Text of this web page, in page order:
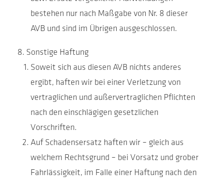
bestehen nur nach Maßgabe von Nr. 8 dieser
AVB und sind im Übrigen ausgeschlossen.
Sonstige Haftung
Soweit sich aus diesen AVB nichts anderes
ergibt, haften wir bei einer Verletzung von
vertraglichen und außervertraglichen Pflichten
nach den einschlägigen gesetzlichen
Vorschriften.
Auf Schadensersatz haften wir – gleich aus
welchem Rechtsgrund – bei Vorsatz und grober
Fahrlässigkeit, im Falle einer Haftung nach den